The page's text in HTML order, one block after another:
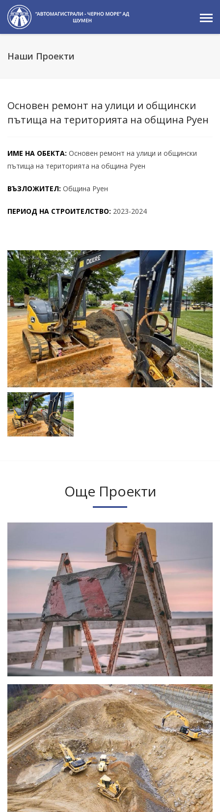
Наши Проекти
Основен ремонт на улици и общински
пътища на територията на община Руен
ИМЕ НА ОБЕКТА: Основен ремонт на улици и общински
пътища на територията на община Руен
ВЪЗЛОЖИТЕЛ: Община Руен
ПЕРИОД НА СТРОИТЕЛСТВО: 2023-2024
Още Проекти